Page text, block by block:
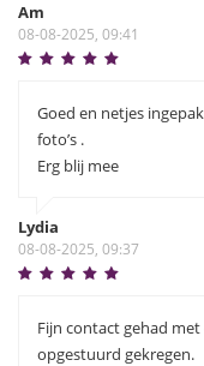
Am
08-08-2025, 09:41
Goed en netjes
foto’s .
Erg blij mee
Lydia
08-08-2025, 09:37
Fijn contact gehad
opgestuurd gekregen.